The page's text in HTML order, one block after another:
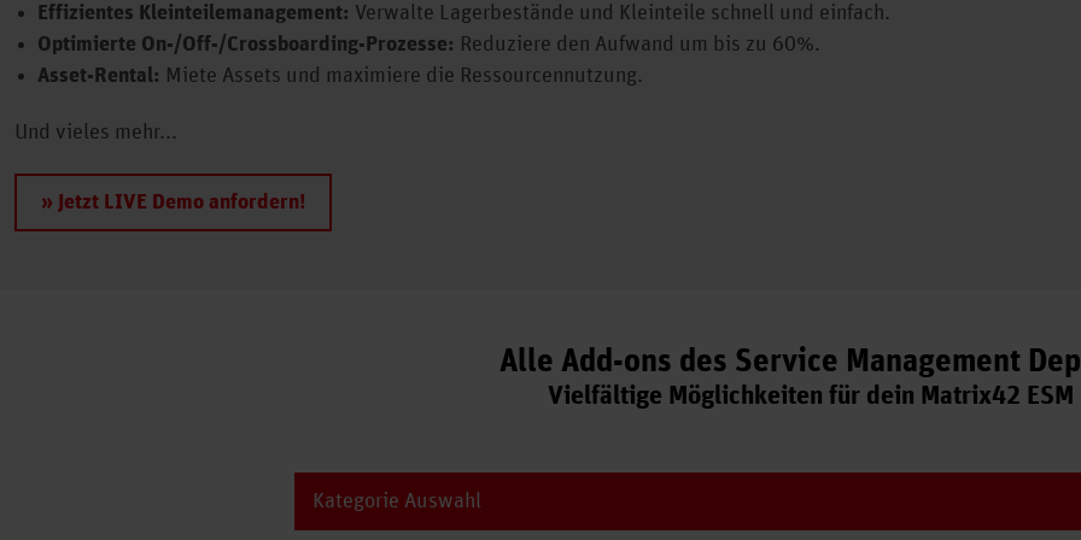
Effizientes Kleinteilemanagement: Verwalte Lagerbestände und Kleinteile schnell und einfach.
Optimierte On-/Off-/Crossboarding-Prozesse: Reduziere den Aufwand um bis zu 60%.
Asset-Rental: Miete Assets und maximiere die Ressourcennutzung.
Und vieles mehr...
» Jetzt LIVE Demo anfordern!
Alle Add-ons des Service Management
Vielfältige Möglichkeiten für dein Matrix42 ESM
Kategorie Auswahl